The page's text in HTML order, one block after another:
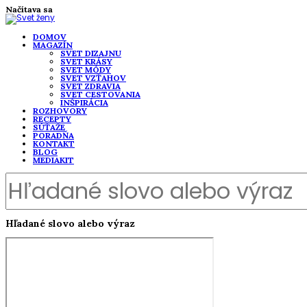
Načítava sa
DOMOV
MAGAZÍN
SVET DIZAJNU
SVET KRÁSY
SVET MÓDY
SVET VZŤAHOV
SVET ZDRAVIA
SVET CESTOVANIA
INŠPIRÁCIA
ROZHOVORY
RECEPTY
SÚŤAŽE
PORADŇA
KONTAKT
BLOG
MEDIAKIT
Hľadané slovo alebo výraz